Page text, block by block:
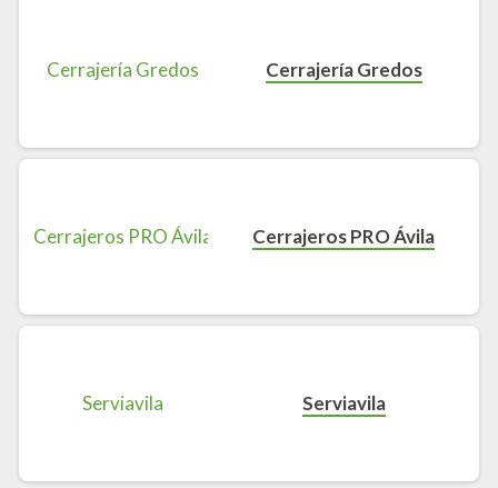
Cerrajería Gredos
Cerrajeros PRO Ávila
Serviavila